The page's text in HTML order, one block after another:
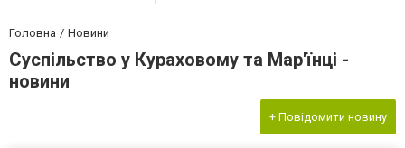
Головна Новини
Суспільство у Кураховому та Мар'їнці -
новини
+ Повідомити новину